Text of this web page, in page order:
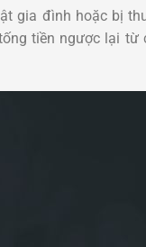
gia đình hoặc bị
tiền ngược lại từ